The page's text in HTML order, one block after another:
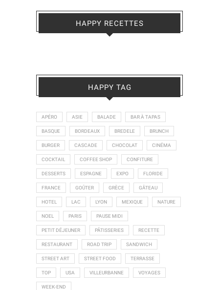
HAPPY RECETTES
HAPPY TAG
APÉRO ASIE BALADE BAR À TAPAS
BASQUE BORDEAUX BREDELE BRUNCH
BURGER CASCADE CHOCOLAT CINÉMA
COCKTAIL COFFEE SHOP CONFITURE
DESSERTS ESPAGNE EXPO FLORIDE
FRANCE GOÛTER GRÈCE GÂTEAU
HOTEL LAC LYON MEXIQUE NATURE
NOEL PARIS PAUSE MIDI
PETIT DÉJEUNER PÂTISSERIES RECETTE
RESTAURANT ROAD TRIP SANDWICH
STREET ART STREET FOOD TERRASSE
TOP USA VILLEURBANNE VOYAGES
WEEK-END